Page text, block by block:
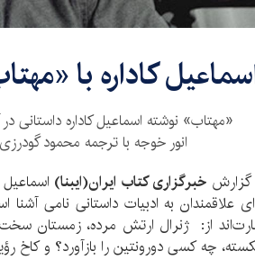
کاداره با
«مهتاب» نوشته اسماعیل کاداره داستانی
انور خوجه با ترجمه محمود
گزارش خبرگزاری کتاب ایران(ایبنا)
علاقمندان به ادبیات داستانی نامی
از: ژنرال ارتش مرده، زمستان
چه کسی دورونتین را بازآورد؟ و کاخ